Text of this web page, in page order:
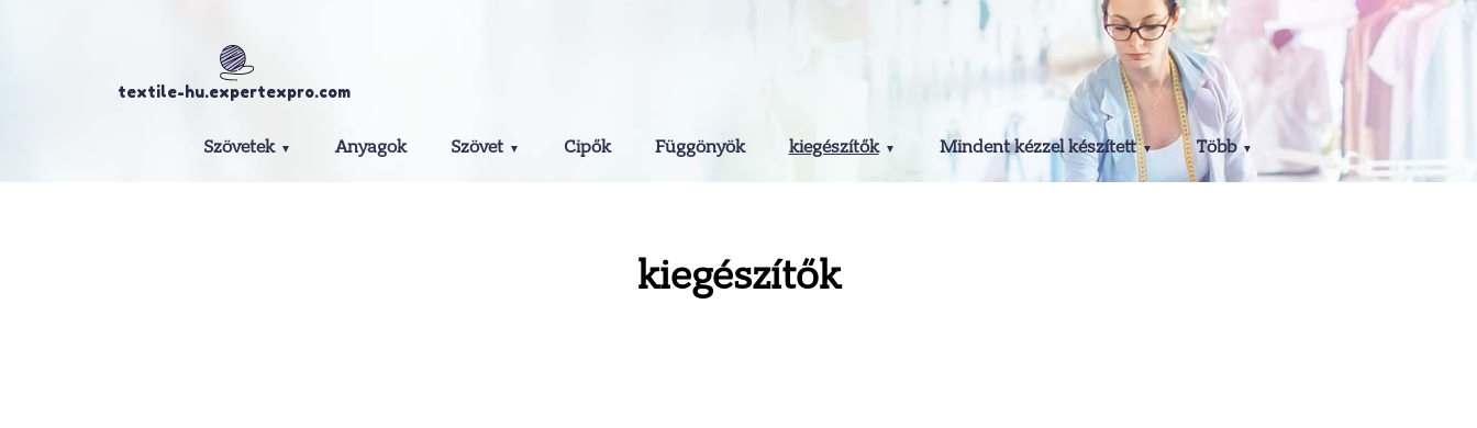
textile-hu.expertexpro.com
Szövetek Anyagok Szövet Cipők Függönyök kiegészítők Mindent kézzel készített Több
kiegészítők